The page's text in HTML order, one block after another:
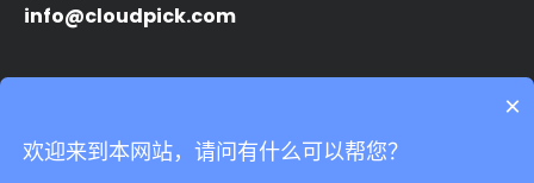
我们非常重视您的个人隐私，当您访问我们的网站时，请同意使用
info@cloudpick.com
24小时无人便利店 无人领用仓
×
欢迎来到本网站，请问有什么可以帮您？